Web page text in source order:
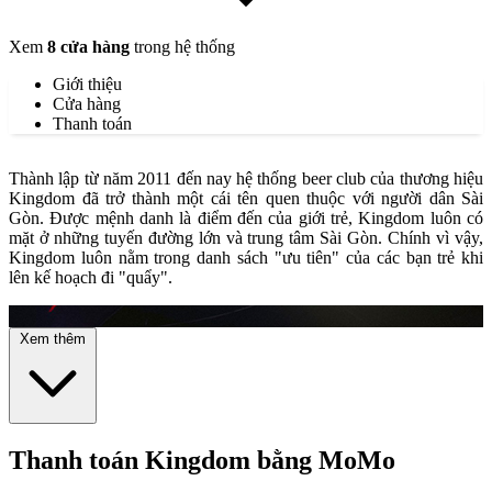
Xem 8 cửa hàng trong hệ thống
Giới thiệu
Cửa hàng
Thanh toán
Thành lập từ năm 2011 đến nay hệ thống beer club của thương hiệu
Kingdom đã trở thành một cái tên quen thuộc với người dân Sài
Gòn. Được mệnh danh là điểm đến của giới trẻ, Kingdom luôn có
mặt ở những tuyến đường lớn và trung tâm Sài Gòn. Chính vì vậy,
Kingdom luôn nằm trong danh sách "ưu tiên" của các bạn trẻ khi
lên kế hoạch đi "quẩy".
Xem thêm
Thanh toán Kingdom bằng MoMo